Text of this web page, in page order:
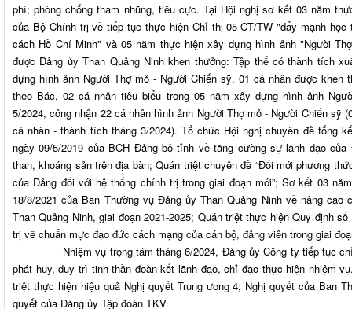
phí; phòng chống tham nhũng, tiêu cực. Tại Hội nghị sơ kết 03 năm
của Bộ Chính trị về tiếp tục thực hiện Chỉ thị 05-CT/TW "đẩy mạnh
cách Hồ Chí Minh" và 05 năm thực hiện xây dựng hình ảnh "Người
được Đảng ủy Than Quảng Ninh khen thưởng: Tập thể có thành tích
dựng hình ảnh Người Thợ mỏ - Người Chiến sỹ. 01 cá nhân được khen
theo Bác, 02 cá nhân tiêu biểu trong 05 năm xây dựng hình ảnh
5/2024, công nhận 22 cá nhân hình ảnh Người Thợ mỏ - Người Chiến sỹ
cá nhân - thành tích tháng 3/2024). Tổ chức Hội nghị chuyên đề tổng
ngày 09/5/2019 của BCH Đảng bộ tỉnh về tăng cường sự lãnh đạo
than, khoáng sản trên địa bàn; Quán triệt chuyên đề “Đổi mới phương
của Đảng đối với hệ thống chính trị trong giai đoạn mới”; Sơ kết 03
18/8/2021 của Ban Thường vụ Đảng ủy Than Quảng Ninh về nâng
Than Quảng Ninh, giai đoạn 2021-2025; Quán triệt thực hiện Quy định
trị về chuẩn mực đạo đức cách mạng của cán bộ, đảng viên trong giai
Nhiệm vụ trọng tâm tháng 6/2024, Đảng ủy Công ty tiếp tục chỉ
phát huy, duy trì tinh thần đoàn kết lãnh đạo, chỉ đạo thực hiện nhiệm
triệt thực hiện hiệu quả Nghị quyết Trung ương 4; Nghị quyết của Ban
quyết của Đảng ủy Tập đoàn TKV.